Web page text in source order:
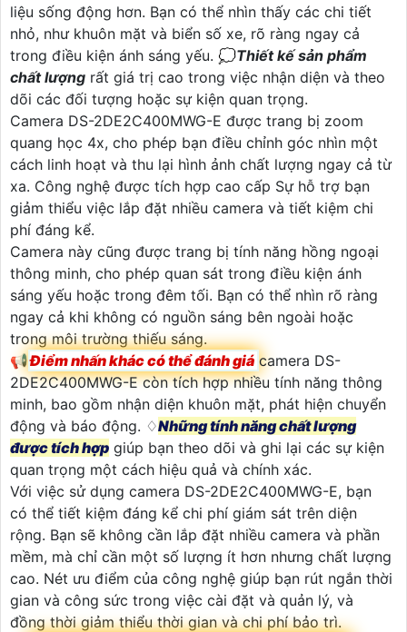
liệu sống động hơn. Bạn có thể nhìn thấy các chi tiết
nhỏ, như khuôn mặt và biển số xe, rõ ràng ngay cả
trong điều kiện ánh sáng yếu. 💭Thiết kế sản phẩm
chất lượng rất giá trị cao trong việc nhận diện và theo
dõi các đối tượng hoặc sự kiện quan trọng.
Camera DS-2DE2C400MWG-E được trang bị zoom
quang học 4x, cho phép bạn điều chỉnh góc nhìn một
cách linh hoạt và thu lại hình ảnh chất lượng ngay cả từ
xa. Công nghệ được tích hợp cao cấp Sự hỗ trợ bạn
giảm thiểu việc lắp đặt nhiều camera và tiết kiệm chi
phí đáng kể.
Camera này cũng được trang bị tính năng hồng ngoại
thông minh, cho phép quan sát trong điều kiện ánh
sáng yếu hoặc trong đêm tối. Bạn có thể nhìn rõ ràng
ngay cả khi không có nguồn sáng bên ngoài hoặc
trong môi trường thiếu sáng.
📢Điểm nhấn khác có thể đánh giá camera DS-
2DE2C400MWG-E còn tích hợp nhiều tính năng thông
minh, bao gồm nhận diện khuôn mặt, phát hiện chuyển
động và báo động. ♢Những tính năng chất lượng
được tích hợp giúp bạn theo dõi và ghi lại các sự kiện
quan trọng một cách hiệu quả và chính xác.
Với việc sử dụng camera DS-2DE2C400MWG-E, bạn
có thể tiết kiệm đáng kể chi phí giám sát trên diện
rộng. Bạn sẽ không cần lắp đặt nhiều camera và phần
mềm, mà chỉ cần một số lượng ít hơn nhưng chất lượng
cao. Nét ưu điểm của công nghệ giúp bạn rút ngắn thời
gian và công sức trong việc cài đặt và quản lý, và
đồng thời giảm thiểu thời gian và chi phí bảo trì.